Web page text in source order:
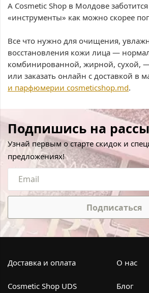
А Cosmetic Shop в Молдове
«инструменты» как можно скорее
Все что нужно для очищения,
восстановления кожи лица —
комбинированной, жирной, сухой,
или заказать онлайн с доставкой в
и парфюмерии cosmeticshop.md.
Подпишись на
Узнай первым о старте скидок и
предложениях!
Подписаться
Доставка и оплата
Cosmetic Shop UDS
О нас
Блог